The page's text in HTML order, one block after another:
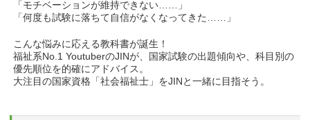
「モチベーションが維持できない……」
「何度も試験に落ちて自信がなくなってきた……」
こんな悩みに応える教科書が誕生！
福祉系No.1 YoutuberのJINが、国家試験の出題傾向や、科目別の
優先順位を的確にアドバイス。
大注目の国家資格「社会福祉士」をJINと一緒に目指そう。